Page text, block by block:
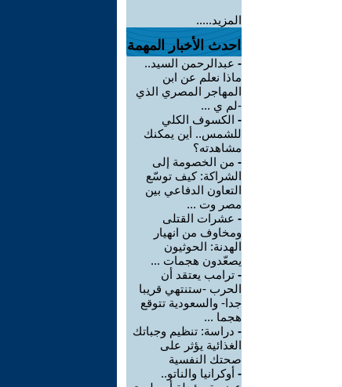
المزيد.....
احدث الأخبار المهمة
- عبدالرحمن السيد..
ماذا نعلم عن ابن
المهاجر المصري الذي
-لم ي ...
- الكسوف الكلي
للشمس.. أين يمكنك
مشاهدته؟
- من الخصومة إلى
الشراكة: كيف توسّع
التعاون الدفاعي بين
مصر وت ...
- عشرات القتلى
ومخاوف من انهيار
الهدنة: الحوثيون
يصعّدون هجمات ...
- ترامب يعتقد أن
الحرب -ستنتهي قريبا
جدا- والسعودية تتوقع
هجما ...
- دراسة: تنظيم وجباتك
الغذائية يؤثر على
صحتك النفسية
- أوكرانيا والناتو..